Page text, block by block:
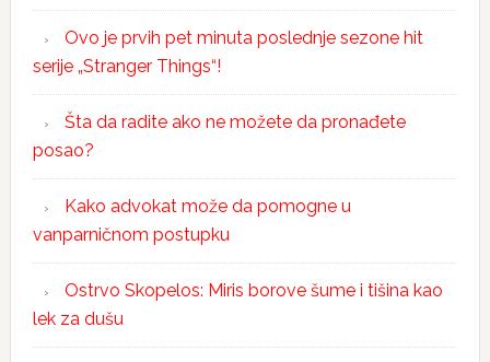
Ovo je prvih pet minuta poslednje sezone hit
serije „Stranger Things“!
Šta da radite ako ne možete da pronađete
posao?
Kako advokat može da pomogne u
vanparničnom postupku
Ostrvo Skopelos: Miris borove šume i tišina kao
lek za dušu